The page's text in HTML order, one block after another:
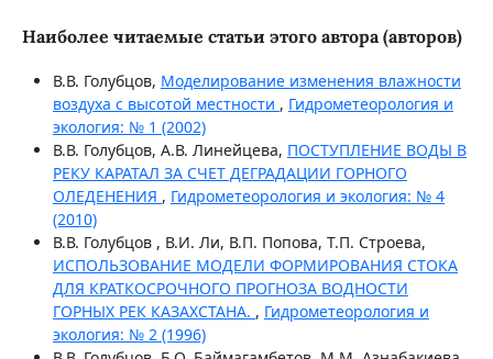
Наиболее читаемые статьи этого автора (авторов)
В.В. Голубцов, Моделирование изменения влажности
воздуха с высотой местности , Гидрометеорология и
экология: № 1 (2002)
В.В. Голубцов, А.В. Линейцева, ПОСТУПЛЕНИЕ ВОДЫ В
РЕКУ КАРАТАЛ ЗА СЧЕТ ДЕГРАДАЦИИ ГОРНОГО
ОЛЕДЕНЕНИЯ , Гидрометеорология и экология: № 4
(2010)
В.В. Голубцов , В.И. Ли, В.П. Попова, Т.П. Строева,
ИСПОЛЬЗОВАНИЕ МОДЕЛИ ФОРМИРОВАНИЯ СТОКА
ДЛЯ КРАТКОСРОЧНОГО ПРОГНОЗА ВОДНОСТИ
ГОРНЫХ РЕК КАЗАХСТАНА. , Гидрометеорология и
экология: № 2 (1996)